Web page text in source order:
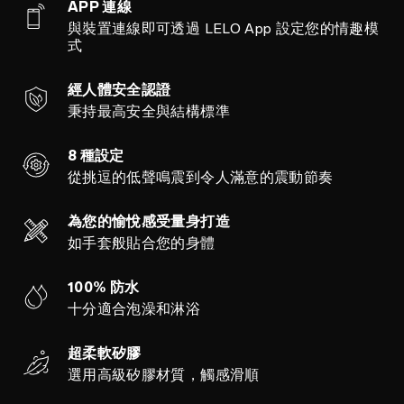
APP 連線
與裝置連線即可透過 LELO App 設定您的情趣模
式
經人體安全認證
秉持最高安全與結構標準
8 種設定
從挑逗的低聲鳴震到令人滿意的震動節奏
為您的愉悅感受量身打造
如手套般貼合您的身體
100% 防水
十分適合泡澡和淋浴
超柔軟矽膠
選用高級矽膠材質，觸感滑順